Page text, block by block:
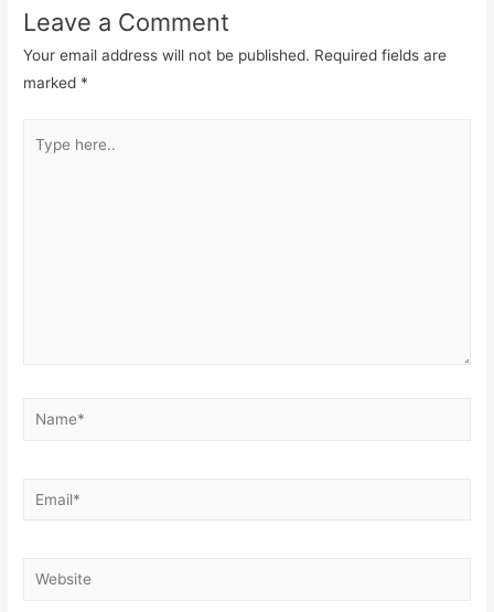
Leave a Comment
Your email address will not be published. Required fields are
marked *
here..
Name*
Email*
Website